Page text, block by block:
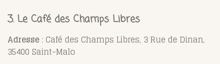
3. Le Café des Champs Libres
Adresse : Café des Champs Libres, 3 Rue de Dinan,
35400 Saint-Malo